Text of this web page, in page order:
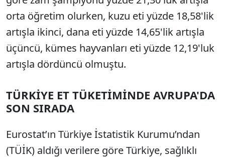
orta öğretim olurken, kuzu eti yüzde 18,58'lik
artışla ikinci, dana eti yüzde 14,65'lik artışla
üçüncü, kümes hayvanları eti yüzde 12,19'luk
artışla dördüncü olmuştu.
TÜRKİYE ET TÜKETİMİNDE AVRUPA'DA
SON SIRADA
Eurostat’ın Türkiye İstatistik Kurumu’ndan
(TÜİK) aldığı verilere göre Türkiye, sağlıklı